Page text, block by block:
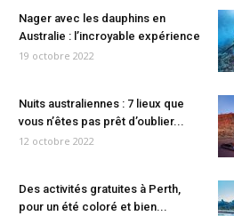
Nager avec les dauphins en
Australie : l’incroyable expérience
19 octobre 2022
Nuits australiennes : 7 lieux que
vous n’êtes pas prêt d’oublier...
12 octobre 2022
Des activités gratuites à Perth,
pour un été coloré et bien...